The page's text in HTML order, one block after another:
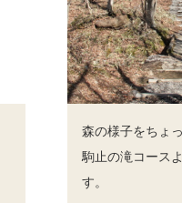
森の様子をちょ
駒止の滝コース
す。